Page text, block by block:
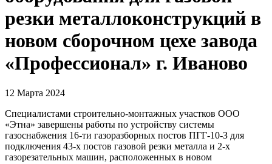
резки металлоконструкций в
новом сборочном цехе завода
«Профессионал» г. Иваново
12 Марта 2024
Специалистами строительно-монтажных участков ООО
«Этна» завершены работы по устройству системы
газоснабжения 16-ти газоразборных постов ПГГ-10-З для
подключения 43-х постов газовой резки металла и 2-х
газорезательных машин, расположенных в новом